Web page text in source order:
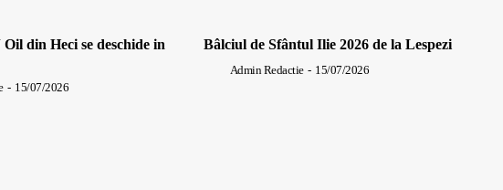
din Heci se deschide in
- 15/07/2026
Bâlciul de Sfântul Ilie 2026 de la Lespezi
Admin Redactie - 15/07/2026